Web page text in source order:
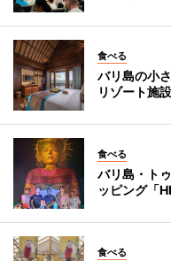
食べる
バリ島の小
リゾート施設
食べる
バリ島・ト
ッピング「
食べる